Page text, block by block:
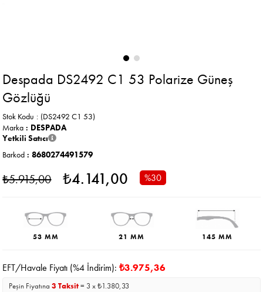
Despada DS2492 C1 53 Polarize Güneş
Gözlüğü
(DS2492 C1 53)
Stok Kodu
Marka : DESPADA
Yetkili Satıcı
Barkod : 8680274491579
₺5.915,00 ₺4.141,00 %30
53 MM 21 MM 145 MM
EFT/Havale Fiyatı (%4 İndirim):₺3.975,36
Peşin Fiyatına3 Taksit= 3 x ₺1.380,33